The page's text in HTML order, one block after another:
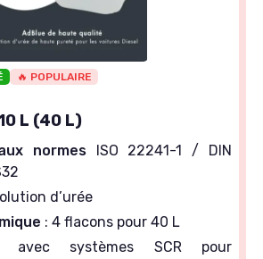
🔥 POPULAIRE
L (40 L)
normesISO 22241-1 / DIN
d’urée
: 4 flacons pour 40 L
avec systèmes SCR pour